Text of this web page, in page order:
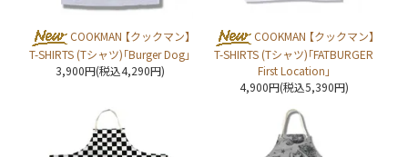
COOKMAN 【クックマン】
T-SHIRTS (Tシャツ)「Burger Dog」
3,900円(税込4,290円)
COOKMAN 【クックマン】
T-SHIRTS (Tシャツ)「FATBURGER
First Location」
4,900円(税込5,390円)